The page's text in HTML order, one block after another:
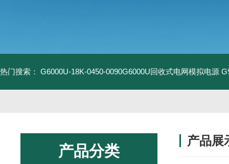
热门搜索： G6000U-18K-0450-0090G6000U回收式电网模拟电源
产品分类
产品展